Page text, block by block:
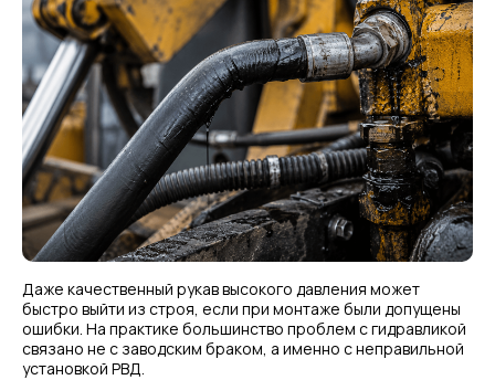
Даже качественный рукав высокого давления может
быстро выйти из строя, если при монтаже были допущены
ошибки. На практике большинство проблем с гидравликой
связано не с заводским браком, а именно с неправильной
установкой РВД.